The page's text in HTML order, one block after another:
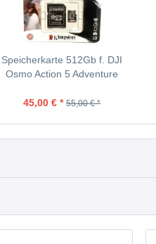
Speicherkarte 512Gb f. DJI
Osmo Action 5 Adventure
45,00 € * 55,00 € *